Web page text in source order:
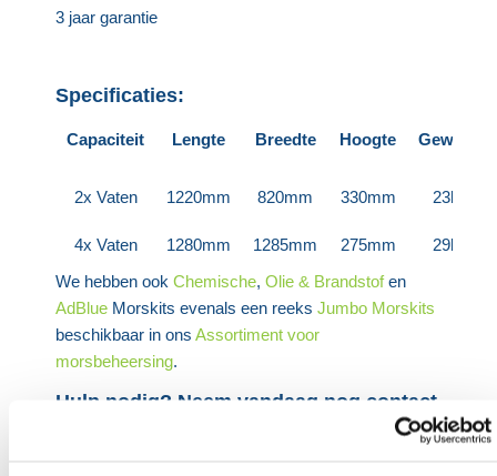
3 jaar garantie
Specificaties:
Capaciteit Lengte Breedte Hoogte Gewicht
2x Vaten 1220mm 820mm 330mm 23kg
4x Vaten 1280mm 1285mm 275mm
29kg
We hebben ookChemische,Olie & Brandstofen
AdBlue Morskits evenals een reeksJumbo Morskits
beschikbaar in onsAssortiment voor
morsbeheersing.
Hulp nodig? Neem vandaag nog contact